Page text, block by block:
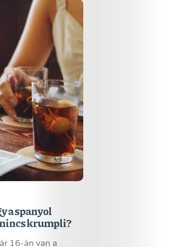
a spanyol
krumpli?
16-án van a